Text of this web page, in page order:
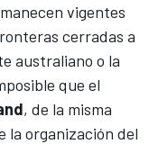
vigentes
cerradas a
australiano o la
que el
, de la misma
la organización del